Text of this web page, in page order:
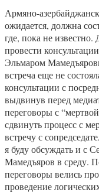
Армяно-
ожидается, должна
где, пока не известно.
провести
Эльмаром
встреча еще не
консультации с
выдвинув перед
переговоры с
сдвинуть процесс с
встречу с
я буду обсуждать и с
Мамедъяров в среду.
переговоры велись
проведение